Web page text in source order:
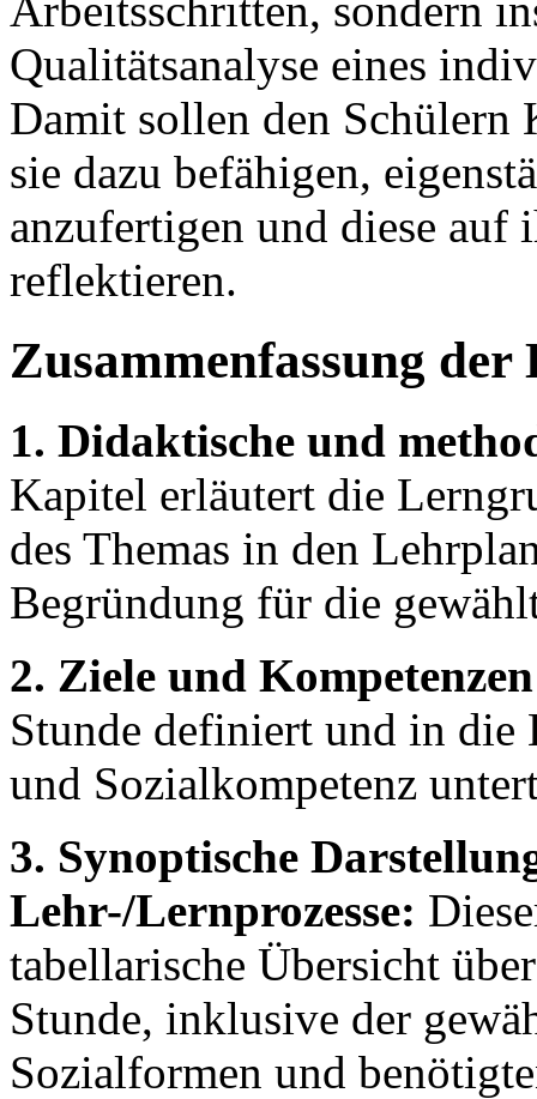
Qualitätsanalyse eines
Damit sollen den Schülern
sie dazu befähigen,
anzufertigen und diese
reflektieren.
Zusammenfassung der
1. Didaktische und
Kapitel erläutert die
des Themas in den
Begründung für die
2. Ziele und
Stunde definiert und in die
und Sozialkompetenz
3. Synoptische
Lehr-/Lernprozesse:
tabellarische Übersicht
Stunde, inklusive der
Sozialformen und